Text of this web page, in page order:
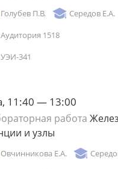
Голубев П.В.
Середов Е.А.
Аудитория 1518
УЭИ-341
11:40 — 13:00
работа
и узлы
Овчинникова Е.А.